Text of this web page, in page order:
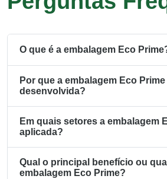
O que é a embalagem Eco
Por que a embalagem Eco
desenvolvida?
Em quais setores a embalagem
aplicada?
Qual o principal benefício ou
embalagem Eco Prime?